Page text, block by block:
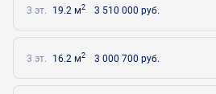
3 эт. 19.2 м2 3 510 000 руб.
3 эт. 16.2 м2 3 000 700 руб.